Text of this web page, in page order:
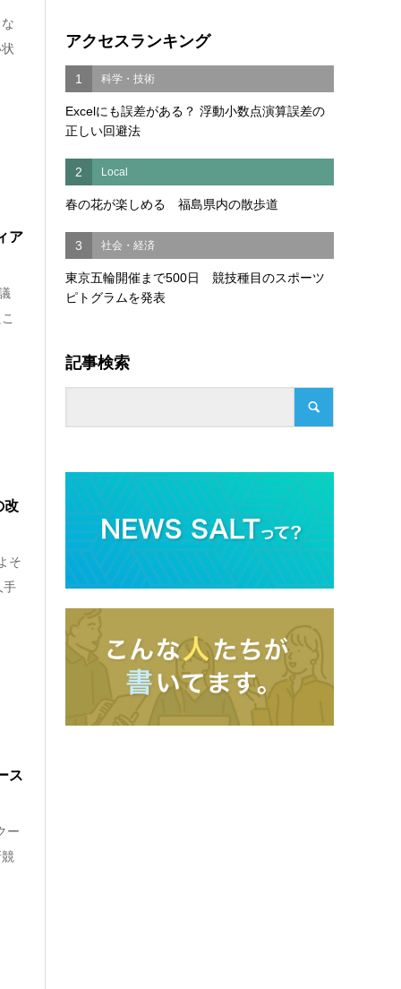
ア
改
そ
手
ス
ー
アクセスランキング
1 科学・技術
Excelにも誤差がある？ 浮動小数点演算誤差の
正しい回避法
2 Local
春の花が楽しめる 福島県内の散歩道
3 社会・経済
東京五輪開催まで500日 競技種目のスポーツ
ピトグラムを発表
記事検索